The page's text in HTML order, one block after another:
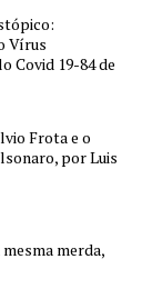
Vírus
Covid 19-84 de
Frota e o
por Luis
merda,